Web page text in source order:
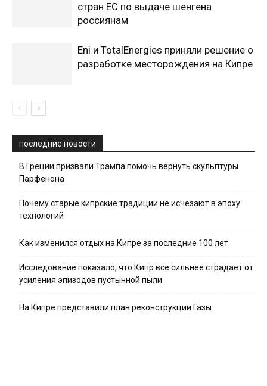
стран ЕС по выдаче шенгена
россиянам
Eni и TotalEnergies приняли решение о
разработке месторождения на Кипре
последние новости
В Греции призвали Трампа помочь вернуть скульптуры
Парфенона
Почему старые кипрские традиции не исчезают в эпоху
технологий
Как изменился отдых на Кипре за последние 100 лет
Исследование показало, что Кипр всё сильнее страдает от
усиления эпизодов пустынной пыли
На Кипре представили план реконструкции Газы